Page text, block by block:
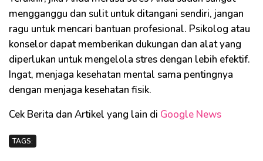
mengganggu dan sulit untuk ditangani sendiri, jangan
ragu untuk mencari bantuan profesional. Psikolog atau
konselor dapat memberikan dukungan dan alat yang
diperlukan untuk mengelola stres dengan lebih efektif.
Ingat, menjaga kesehatan mental sama pentingnya
dengan menjaga kesehatan fisik.
Cek Berita dan Artikel yang lain di Google News
TAGS: